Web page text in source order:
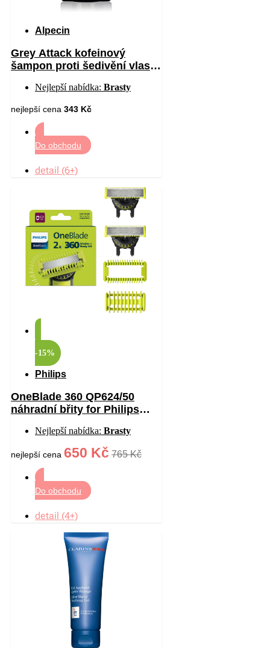
Alpecin
Grey Attack kofeinový
šampon proti šedivění vlasů
Nejlepší nabídka: Brasty
nejlepší cena 343 Kč
Do obchodu
detail (6+)
-15%
Philips
OneBlade 360 QP624/50
náhradní břity for Philips
Nejlepší nabídka: Brasty
nejlepší cena 650 Kč 765 Kč
Do obchodu
detail (4+)